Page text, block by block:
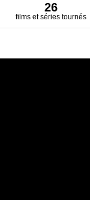
26
films et séries tournés